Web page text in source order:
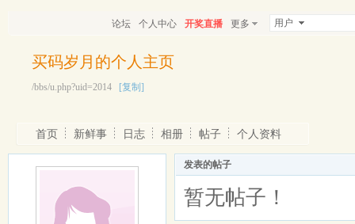
论坛 个人中心 开奖直播 更多 用户
买码岁月的个人主页
/bbs/u.php?uid=2014 [复制]
首页 新鲜事 日志 相册 帖子 个人资料
发表的帖子
暂无帖子！